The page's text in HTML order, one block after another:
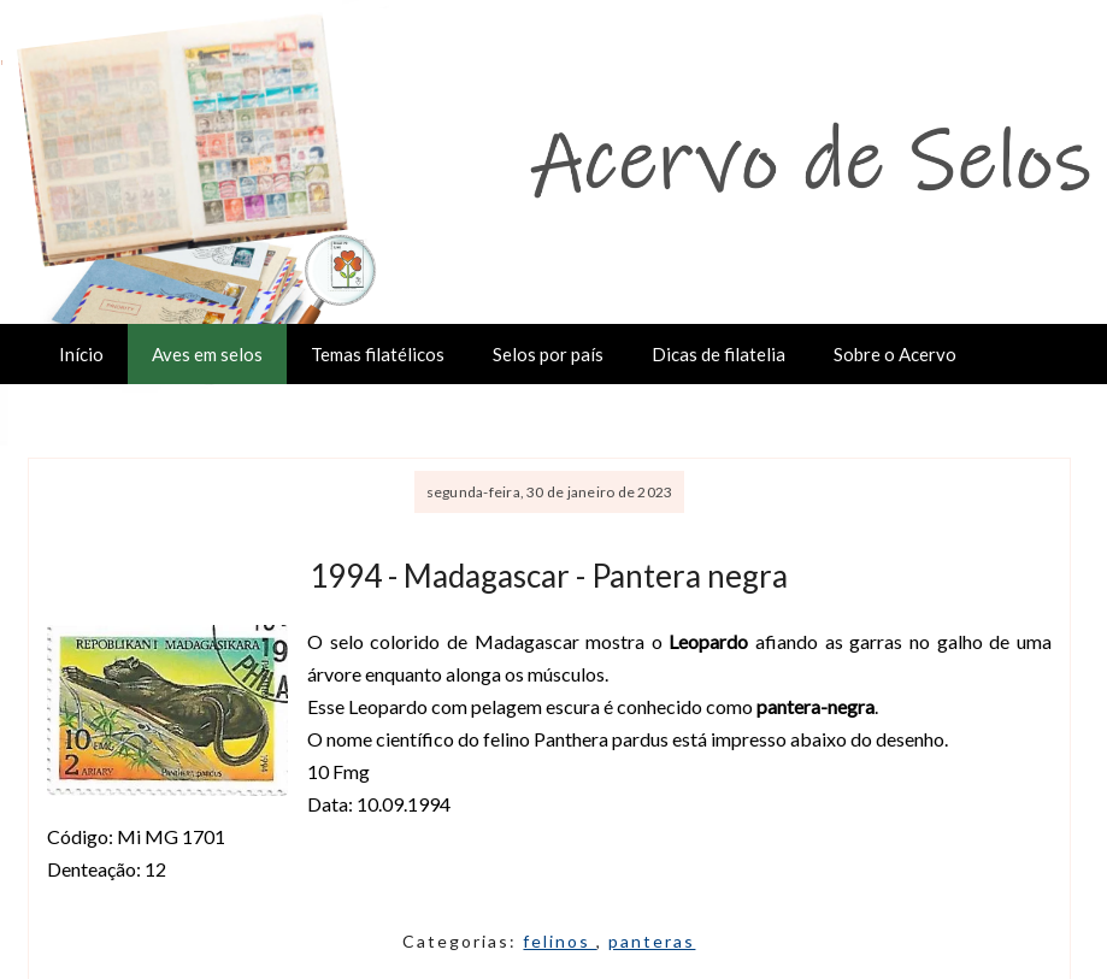
Início Aves em selos Temas filatélicos Selos por país Dicas de filatelia Sobre o Acervo
segunda-feira, 30 de janeiro de 2023
1994 - Madagascar - Pantera negra
O selo colorido de Madagascar mostra oLeopardo afiando as garras no galho de uma
árvore enquanto alonga os músculos.
Esse Leopardo com pelagem escura é conhecido comopantera-negra
O nome científico do felino Panthera pardus está impresso abaixo do desenho.
10 Fmg
Data: 10.09.1994
Código: Mi MG 1701
Denteação: 12
Categorias:felinos,panteras